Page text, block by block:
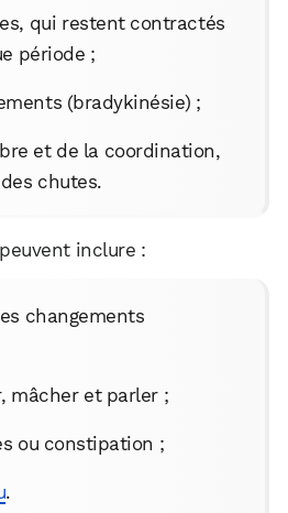
qui restent contractés
période ;
(bradykinésie) ;
et de la coordination,
chutes.
inclure :
changements
mâcher et parler ;
ou constipation ;
.